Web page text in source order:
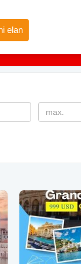
elan